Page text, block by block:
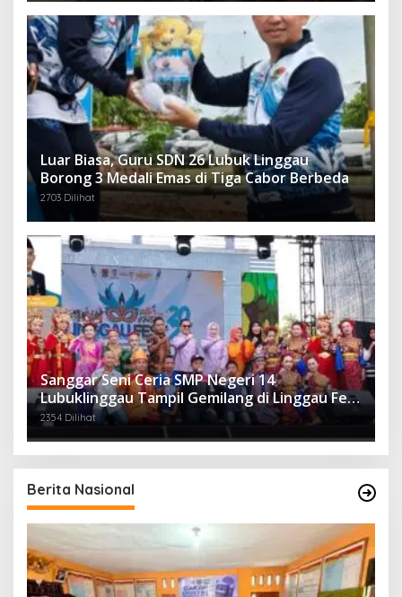
Luar Biasa, Guru SDN 26 Lubuk Linggau
Borong 3 Medali Emas di Tiga Cabor Berbeda
2703 Dilihat
Sanggar Seni Ceria SMP Negeri 14
Lubuklinggau Tampil Gemilang di Linggau Fest
2025
2354 Dilihat
Berita Nasional